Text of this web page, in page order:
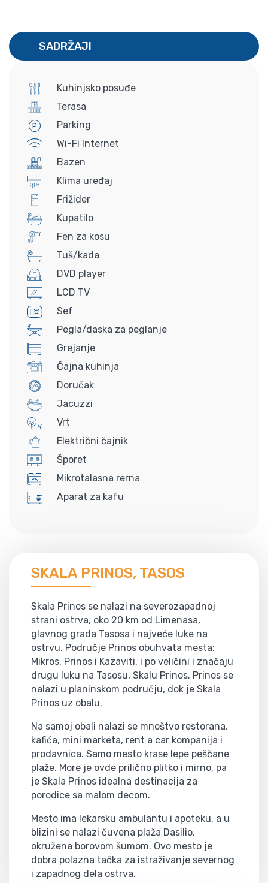
SADRŽAJI
Kuhinjsko posuđe
Terasa
Parking
Wi-Fi Internet
Bazen
Klima uređaj
Frižider
Kupatilo
Fen za kosu
Tuš/kada
DVD player
LCD TV
Sef
Pegla/daska za peglanje
Grejanje
Čajna kuhinja
Doručak
Jacuzzi
Vrt
Električni čajnik
Šporet
Mikrotalasna rerna
Aparat za kafu
SKALA PRINOS, TASOS
Skala Prinos se nalazi na severozapadnoj
strani ostrva, oko 20 km od Limenasa,
glavnog grada Tasosa i najveće luke na
ostrvu. Područje Prinos obuhvata mesta:
Mikros, Prinos i Kazaviti, i po veličini i značaju
drugu luku na Tasosu, Skalu Prinos. Prinos se
nalazi u planinskom području, dok je Skala
Prinos uz obalu.
Na samoj obali nalazi se mnoštvo restorana,
kafića, mini marketa, rent a car kompanija i
prodavnica. Samo mesto krase lepe peščane
plaže. More je ovde prilično plitko i mirno, pa
je Skala Prinos idealna destinacija za
porodice sa malom decom.
Mesto ima lekarsku ambulantu i apoteku, a u
blizini se nalazi čuvena plaža Dasilio,
okružena borovom šumom. Ovo mesto je
dobra polazna tačka za istraživanje severnog
i zapadnog dela ostrva.